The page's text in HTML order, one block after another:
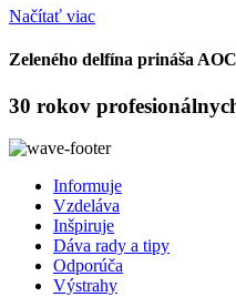
Načítať viac
Zeleného delfína prináša
30 rokov
Informuje
Vzdeláva
Inšpiruje
Dáva rady a tipy
Odporúča
Výstrahy